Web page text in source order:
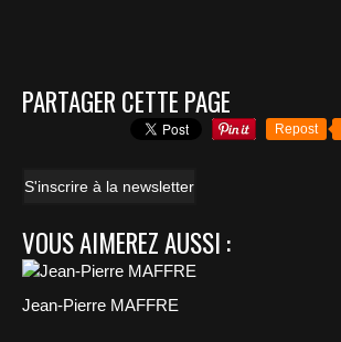
PARTAGER CETTE PAGE
Repost
S'inscrire à la newsletter
VOUS AIMEREZ AUSSI :
Jean-Pierre MAFFRE